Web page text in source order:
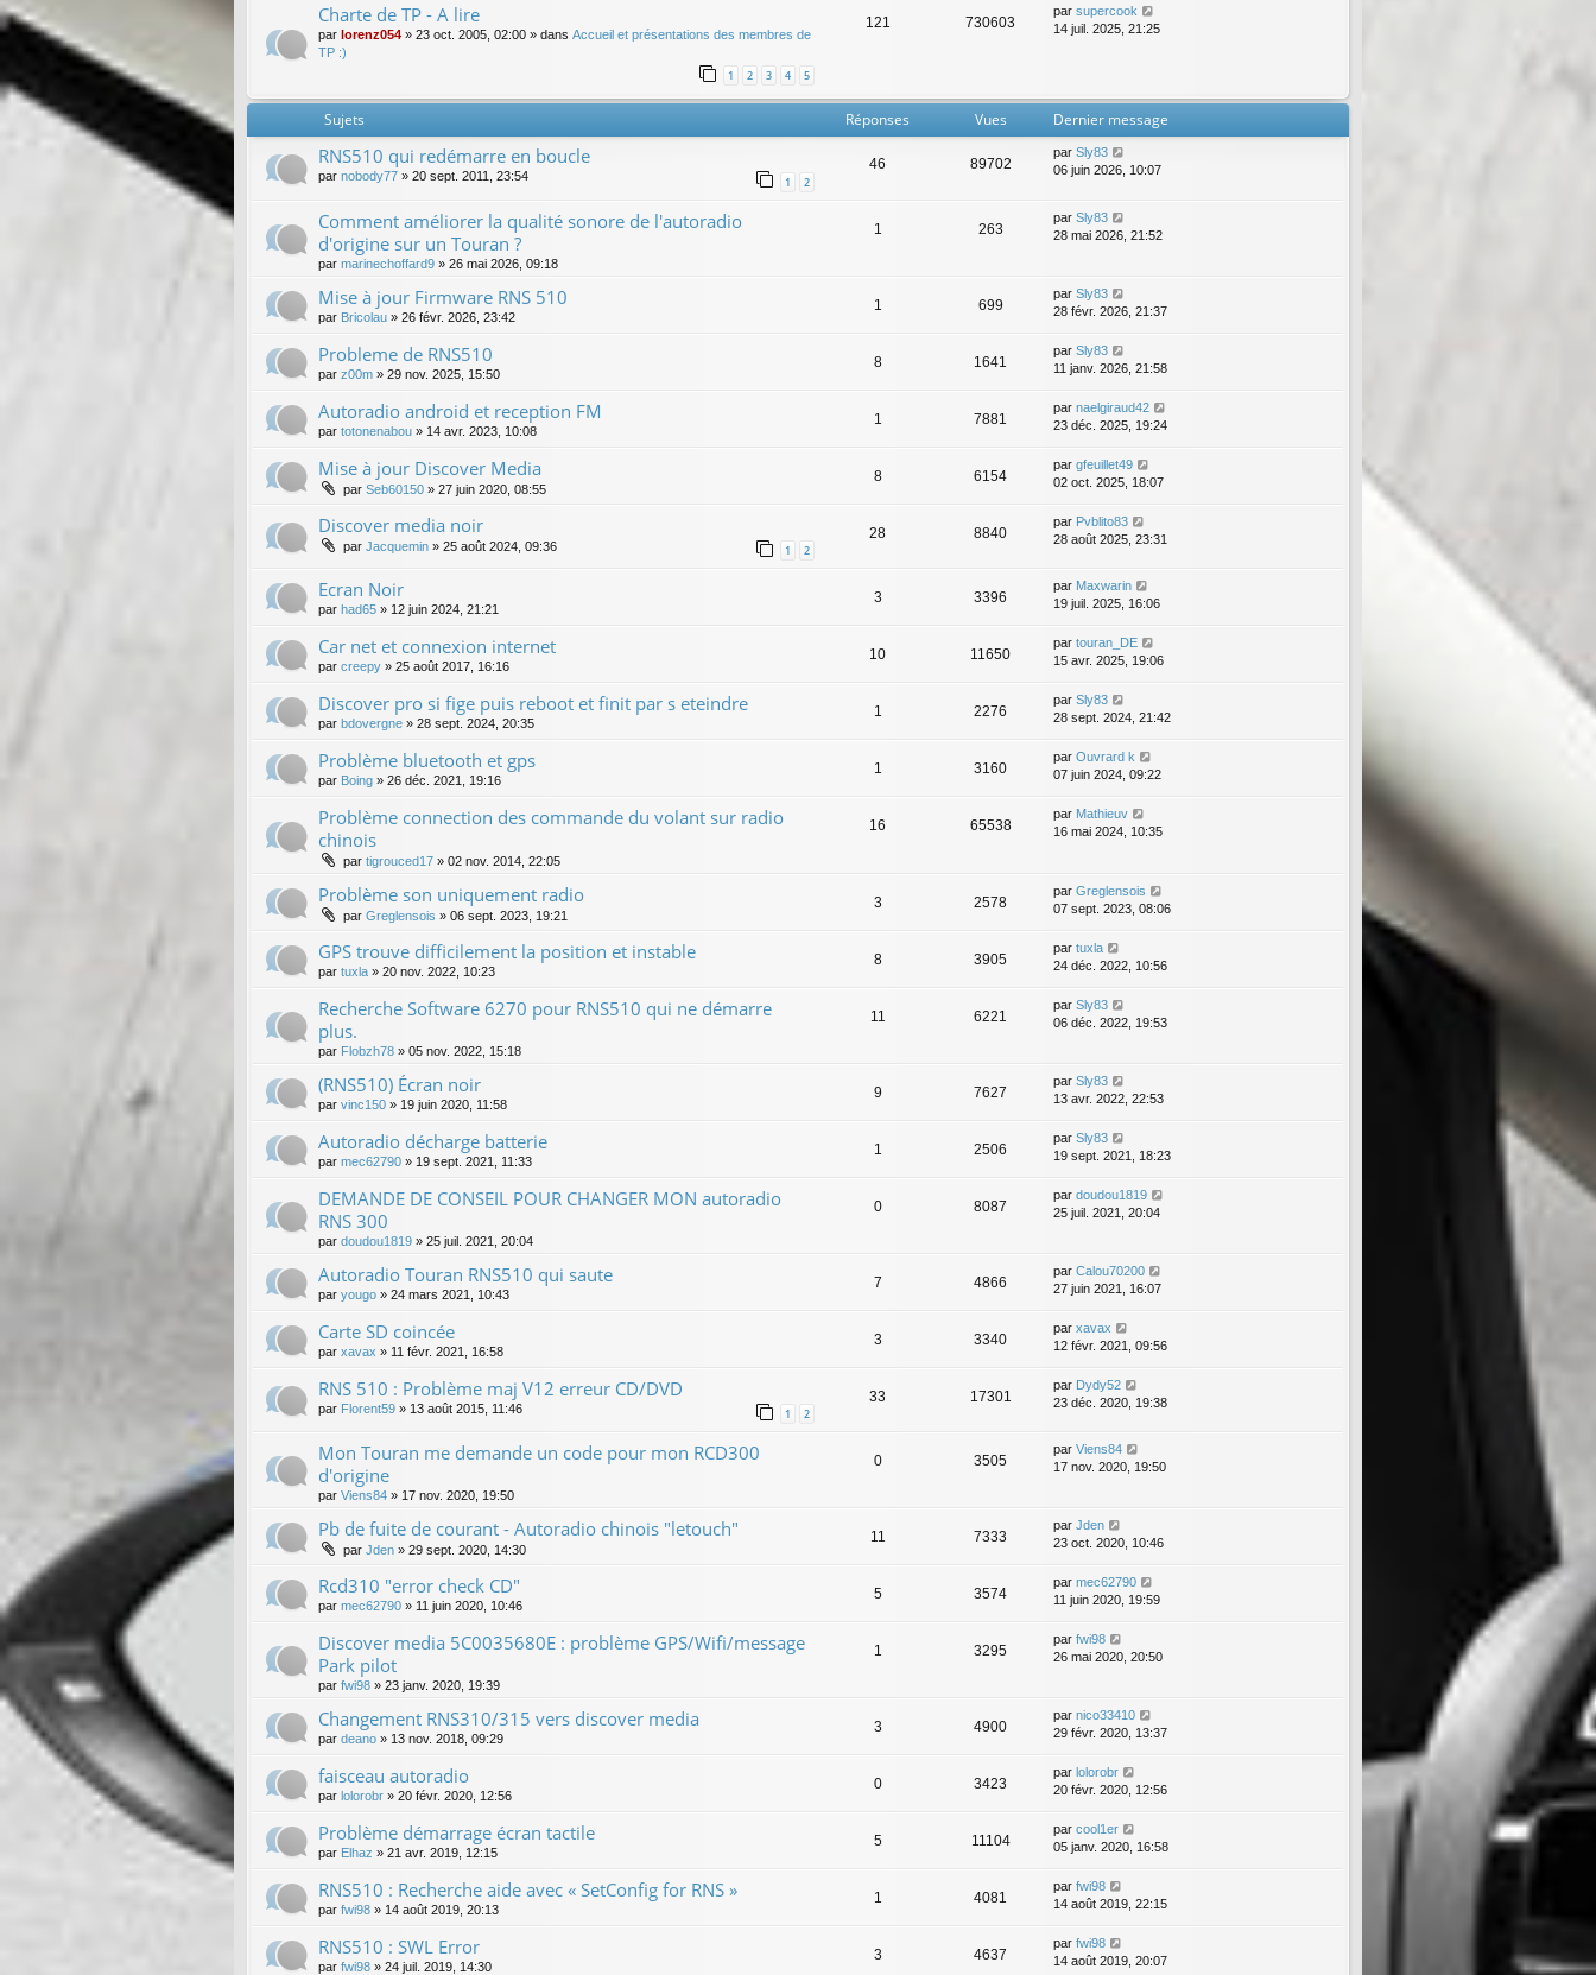
Charte de TP - A lire
par lorenz054 » 23 oct. 2005, 02:00 » dans Accueil et présentations des membres de
TP :)
1 2 3 4 5
121 730603
par supercook
14 juil. 2025, 21:25
Sujets Réponses Vues Dernier message
RNS510 qui redémarre en boucle
par nobody77 » 20 sept. 2011, 23:54 1 2
46 89702
par Sly83
06 juin 2026, 10:07
Comment améliorer la qualité sonore de l'autoradio
d'origine sur un Touran ?
par marinechoffard9 » 26 mai 2026, 09:18
1 263
par Sly83
28 mai 2026, 21:52
Mise à jour Firmware RNS 510
par Bricolau » 26 févr. 2026, 23:42
1 699
par Sly83
28 févr. 2026, 21:37
Probleme de RNS510
par z00m » 29 nov. 2025, 15:50
8 1641
par Sly83
11 janv. 2026, 21:58
Autoradio android et reception FM
par totonenabou » 14 avr. 2023, 10:08
1 7881
par naelgiraud42
23 déc. 2025, 19:24
Mise à jour Discover Media
par Seb60150 » 27 juin 2020, 08:55
8 6154
par gfeuillet49
02 oct. 2025, 18:07
Discover media noir
par Jacquemin » 25 août 2024, 09:36 1 2
28 8840
par Pvblito83
28 août 2025, 23:31
Ecran Noir
par had65 » 12 juin 2024, 21:21
3 3396
par Maxwarin
19 juil. 2025, 16:06
Car net et connexion internet
par creepy » 25 août 2017, 16:16
10 11650
par touran_DE
15 avr. 2025, 19:06
Discover pro si fige puis reboot et finit par s eteindre
par bdovergne » 28 sept. 2024, 20:35
1 2276
par Sly83
28 sept. 2024, 21:42
Problème bluetooth et gps
par Boing » 26 déc. 2021, 19:16
1 3160
par Ouvrard k
07 juin 2024, 09:22
Problème connection des commande du volant sur radio
chinois
par tigrouced17 » 02 nov. 2014, 22:05
16 65538
par Mathieuv
16 mai 2024, 10:35
Problème son uniquement radio
par Greglensois » 06 sept. 2023, 19:21
3 2578
par Greglensois
07 sept. 2023, 08:06
GPS trouve difficilement la position et instable
par tuxla » 20 nov. 2022, 10:23
8 3905
par tuxla
24 déc. 2022, 10:56
Recherche Software 6270 pour RNS510 qui ne démarre
plus.
par Flobzh78 » 05 nov. 2022, 15:18
11 6221
par Sly83
06 déc. 2022, 19:53
(RNS510) Écran noir
par vinc150 » 19 juin 2020, 11:58
9 7627
par Sly83
13 avr. 2022, 22:53
Autoradio décharge batterie
par mec62790 » 19 sept. 2021, 11:33
1 2506
par Sly83
19 sept. 2021, 18:23
DEMANDE DE CONSEIL POUR CHANGER MON autoradio
RNS 300
par doudou1819 » 25 juil. 2021, 20:04
0 8087
par doudou1819
25 juil. 2021, 20:04
Autoradio Touran RNS510 qui saute
par yougo » 24 mars 2021, 10:43
7 4866
par Calou70200
27 juin 2021, 16:07
Carte SD coincée
par xavax » 11 févr. 2021, 16:58
3 3340
par xavax
12 févr. 2021, 09:56
RNS 510 : Problème maj V12 erreur CD/DVD
par Florent59 » 13 août 2015, 11:46 1 2
33 17301
par Dydy52
23 déc. 2020, 19:38
Mon Touran me demande un code pour mon RCD300
d'origine
par Viens84 » 17 nov. 2020, 19:50
0 3505
par Viens84
17 nov. 2020, 19:50
Pb de fuite de courant - Autoradio chinois "letouch"
par Jden » 29 sept. 2020, 14:30
11 7333
par Jden
23 oct. 2020, 10:46
Rcd310 "error check CD"
par mec62790 » 11 juin 2020, 10:46
5 3574
par mec62790
11 juin 2020, 19:59
Discover media 5C0035680E : problème GPS/Wifi/message
Park pilot
par fwi98 » 23 janv. 2020, 19:39
1 3295
par fwi98
26 mai 2020, 20:50
Changement RNS310/315 vers discover media
par deano » 13 nov. 2018, 09:29
3 4900
par nico33410
29 févr. 2020, 13:37
faisceau autoradio
par lolorobr » 20 févr. 2020, 12:56
0 3423
par lolorobr
20 févr. 2020, 12:56
Problème démarrage écran tactile
par Elhaz » 21 avr. 2019, 12:15
5 11104
par cool1er
05 janv. 2020, 16:58
RNS510 : Recherche aide avec « SetConfig for RNS »
par fwi98 » 14 août 2019, 20:13
1 4081
par fwi98
14 août 2019, 22:15
RNS510 : SWL Error
par fwi98 » 24 juil. 2019, 14:30
3 4637
par fwi98
14 août 2019, 20:07